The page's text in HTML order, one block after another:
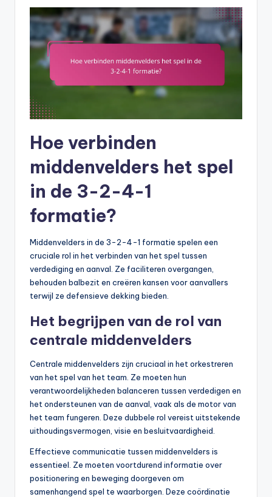
Hoe verbinden
middenvelders het spel
in de 3-2-4-1
formatie?
Middenvelders in de 3-2-4-1 formatie spelen een
cruciale rol in het verbinden van het spel tussen
verdediging en aanval. Ze faciliteren overgangen,
behouden balbezit en creëren kansen voor aanvallers
terwijl ze defensieve dekking bieden.
Het begrijpen van de rol van
centrale middenvelders
Centrale middenvelders zijn cruciaal in het orkestreren
van het spel van het team. Ze moeten hun
verantwoordelijkheden balanceren tussen verdedigen en
het ondersteunen van de aanval, vaak als de motor van
het team fungeren. Deze dubbele rol vereist uitstekende
uithoudingsvermogen, visie en besluitvaardigheid.
Effectieve communicatie tussen middenvelders is
essentieel. Ze moeten voortdurend informatie over
positionering en beweging doorgeven om
samenhangend spel te waarborgen. Deze coördinatie